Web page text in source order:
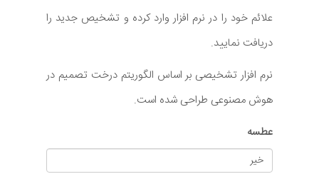
علائم خود را در نرم افزار وارد کرده و تشخیص جدید را
دریافت نمایید.
نرم افزار تشخیصی بر اساس الگوریتم درخت تصمیم در
هوش مصنوعی طراحی شده است.
عطسه